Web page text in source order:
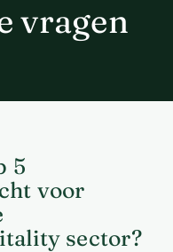
vragen
5
voor
sector?